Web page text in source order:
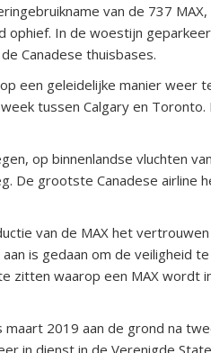
van de 737
ophief. In de woestijn
Canadese thuisbases.
een geleidelijke manier weer
tussen Calgary en Toronto.
op binnenlandse vluchten
De grootste Canadese airline
van de MAX het vertrouwen
is gedaan om de veiligheid te
zitten waarop een MAX wordt
2019 aan de grond na
in dienst in de Verenigde